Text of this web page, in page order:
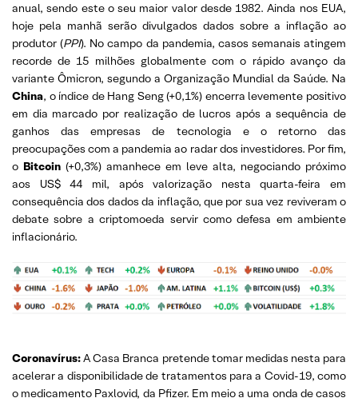
anual, sendo este o seu maior valor desde 1982. Ainda nos EUA,
hoje pela manhã serão divulgados dados sobre a inflação ao
produtor (PPI). No campo da pandemia, casos semanais atingem
recorde de 15 milhões globalmente com o rápido avanço da
variante Ômicron, segundo a Organização Mundial da Saúde. Na
China, o índice de Hang Seng (+0,1%) encerra levemente positivo
em dia marcado por realização de lucros após a sequência de
ganhos das empresas de tecnologia e o retorno das
preocupações com a pandemia ao radar dos investidores. Por fim,
o Bitcoin (+0,3%) amanhece em leve alta, negociando próximo
aos US$ 44 mil, após valorização nesta quarta-feira em
consequência dos dados da inflação, que por sua vez reviveram o
debate sobre a criptomoeda servir como defesa em ambiente
inflacionário.
Coronavírus:A Casa Branca pretende tomar medidas nesta para
acelerar a disponibilidade de tratamentos para a Covid-19, como
o medicamento Paxlovid, da Pfizer. Em meio a uma onda de casos